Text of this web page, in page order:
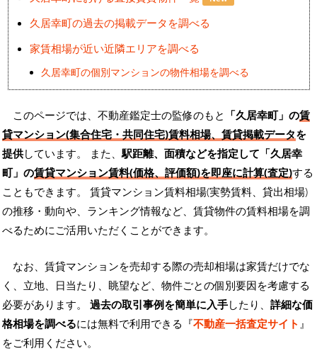
久居幸町の過去の掲載データを調べる
家賃相場が近い近隣エリアを調べる
久居幸町の個別マンションの物件相場を調べる
このページでは、不動産鑑定士の監修のもと 「久居幸町」の賃
貸マンション(集合住宅・共同住宅)賃料相場、賃貸掲載データを
提供しています。 また、駅距離、面積などを指定して「久居幸
町」の賃貸マンション賃料(価格、評価額)を即座に計算(査定)する
こともできます。 賃貸マンション賃料相場(実勢賃料、貸出相場)
の推移・動向や、ランキング情報など、賃貸物件の賃料相場を調
べるためにご活用いただくことができます。
なお、賃貸マンションを売却する際の売却相場は家賃だけでな
く、立地、日当たり、眺望など、物件ごとの個別要因を考慮する
必要があります。 過去の取引事例を簡単に入手したり、 詳細な価
格相場を調べるには無料で利用できる『不動産一括査定サイト 』
をご利用ください。